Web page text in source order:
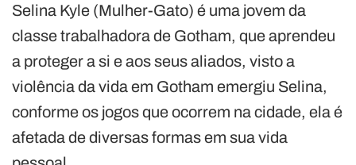
Selina Kyle (Mulher-Gato) é uma jovem da
classe trabalhadora de Gotham, que aprendeu
a proteger a si e aos seus aliados, visto a
violência da vida em Gotham emergiu Selina,
conforme os jogos que ocorrem na cidade, ela é
afetada de diversas formas em sua vida